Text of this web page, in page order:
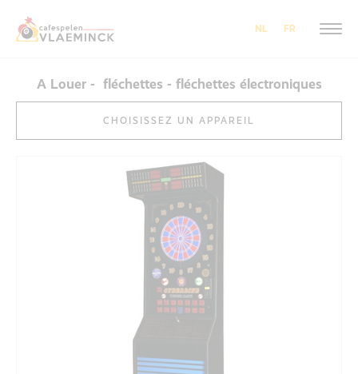
NL FR
A Louer - fléchettes - fléchettes électroniques
CHOISISSEZ UN APPAREIL